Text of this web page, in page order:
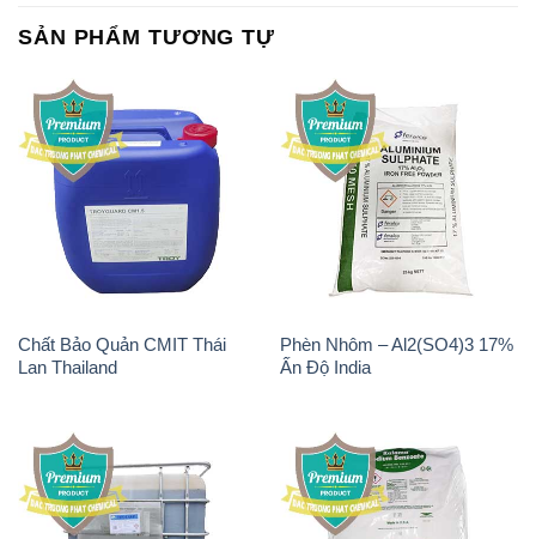
Chất Bảo Quản CMIT Thái
Lan Thailand
Phèn Nhôm – Al2(SO4)3 17%
Ấn Độ India